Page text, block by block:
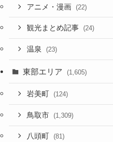
アニメ・漫画 (22)
観光まとめ記事 (24)
温泉 (23)
東部エリア (1,605)
岩美町 (124)
鳥取市 (1,309)
八頭町 (81)